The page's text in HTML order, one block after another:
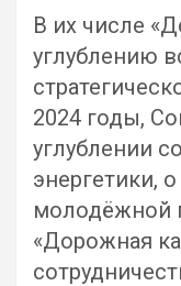
В их числе
углублению
2024 годы,
углублении
энергетики,
молодёжной
«Дорожная